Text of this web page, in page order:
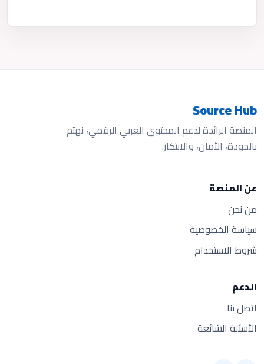
Source Hub
المنصة الرائدة لدعم المحتوى العربي الرقمي، نهتم
بالجودة، الأمان، والابتكار.
عن المنصة
من نحن
سياسة الخصوصية
شروط الاستخدام
الدعم
اتصل بنا
الأسئلة الشائعة